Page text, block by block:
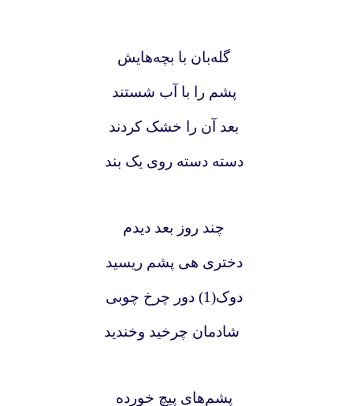
گله‌بان با بچه‌هایش
پشم را با آب شستند
بعد آن را خشک کردند
دسته دسته روی یک بند
چند روز بعد دیدم
دختری هی پشم ریسید
دوک(1) دور چرخ چوبی
شادمان چرخید وخندید
پشم‌های پیچ خورده